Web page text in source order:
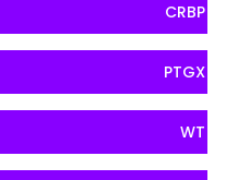
CRBP
PTGX
WT